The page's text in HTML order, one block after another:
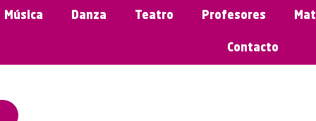
Música Danza Teatro Profesores
Contacto